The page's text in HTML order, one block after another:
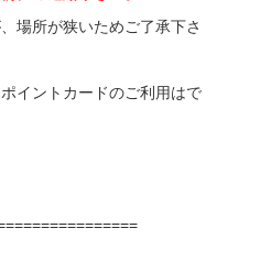
場所が狭いためご了承下さ
イントカードのご利用はで